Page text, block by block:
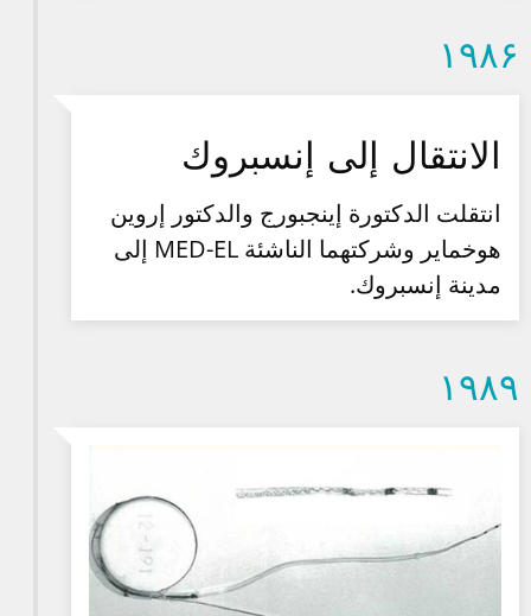
۱۹۸۶
الانتقال إلى إنسبروك
انتقلت الدكتورة إينجبورج والدكتور إروين
هوخماير وشركتهما الناشئة MED-EL إلى
مدينة إنسبروك.
۱۹۸۹